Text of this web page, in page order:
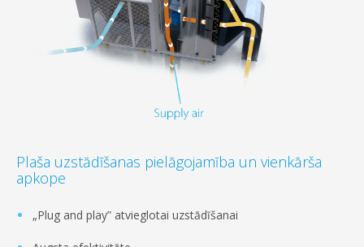
Plaša uzstādīšanas pielāgojamība un vienkārša
apkope
„Plug and play” atvieglotai uzstādīšanai